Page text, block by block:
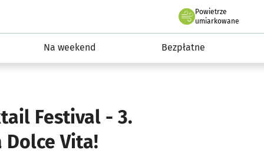
Powietrze
we Wrocławiu
umiarkowane
Na weekend Bezpłatne
Festival - 3.
Dolce Vita!